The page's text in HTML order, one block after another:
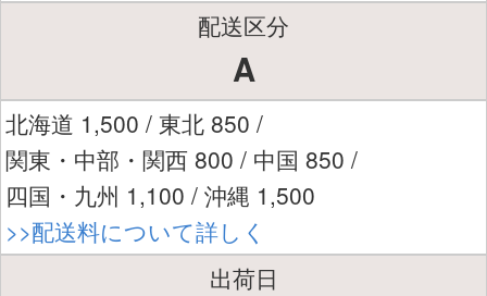
配送区分
A
北海道 1,500 / 東北 850 /
関東・中部・関西 800 / 中国 850 /
四国・九州 1,100 / 沖縄 1,500
>>配送料について詳しく
出荷日